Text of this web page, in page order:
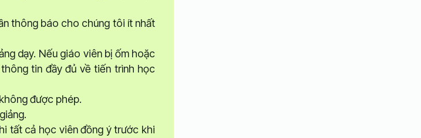
thông báo cho chúng tôi ít nhất
dạy. Nếu giáo viên bị ốm hoặc
tin đầy đủ về tiến trình học
được phép.
tất cả học viên đồng ý trước khi